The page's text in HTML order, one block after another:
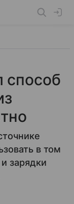
способ
в том
зарядки